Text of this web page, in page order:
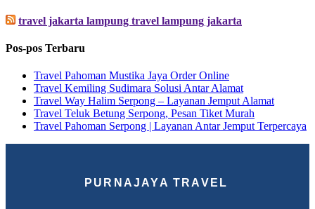
travel jakarta lampung travel lampung jakarta
Pos-pos Terbaru
Travel Pahoman Mustika Jaya Order Online
Travel Kemiling Sudimara Solusi Antar Alamat
Travel Way Halim Serpong – Layanan Jemput Alamat
Travel Teluk Betung Serpong, Pesan Tiket Murah
Travel Pahoman Serpong | Layanan Antar Jemput Terpercaya
PURNAJAYA TRAVEL